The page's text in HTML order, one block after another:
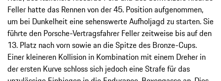
Feller hatte das Rennen von der 45. Position aufgenommen,
um bei Dunkelheit eine sehenswerte Aufholjagd zu starten. Sie
führte den Porsche-Vertragsfahrer Feller zeitweise bis auf den
13. Platz nach vorn sowie an die Spitze des Bronze-Cups.
Einer kleineren Kollision in Kombination mit einem Dreher in
der ersten Kurve schloss sich jedoch eine Strafe für das